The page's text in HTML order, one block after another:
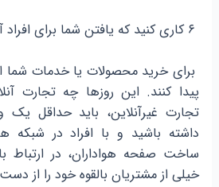
برای خرید محصولات یا خدمات شما
پیدا کنند. این روزها چه تجارت
تجارت غیرآنلاین، باید حداقل
داشته باشید و با افراد در شبکه
ساخت صفحه هواداران، در ارتباط
خیلی از مشتریان بالقوه خود را از